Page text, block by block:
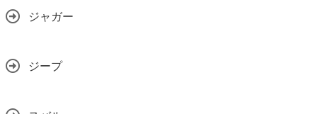
ジャガー
ジープ